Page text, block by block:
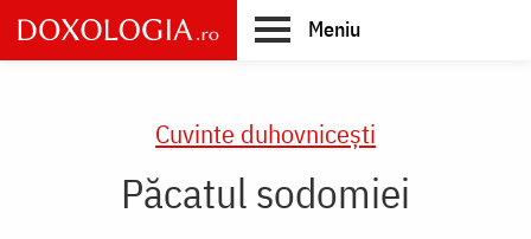
Skip
to
main
Meniu
Cuvinte duhovnicești
Păcatul sodomiei